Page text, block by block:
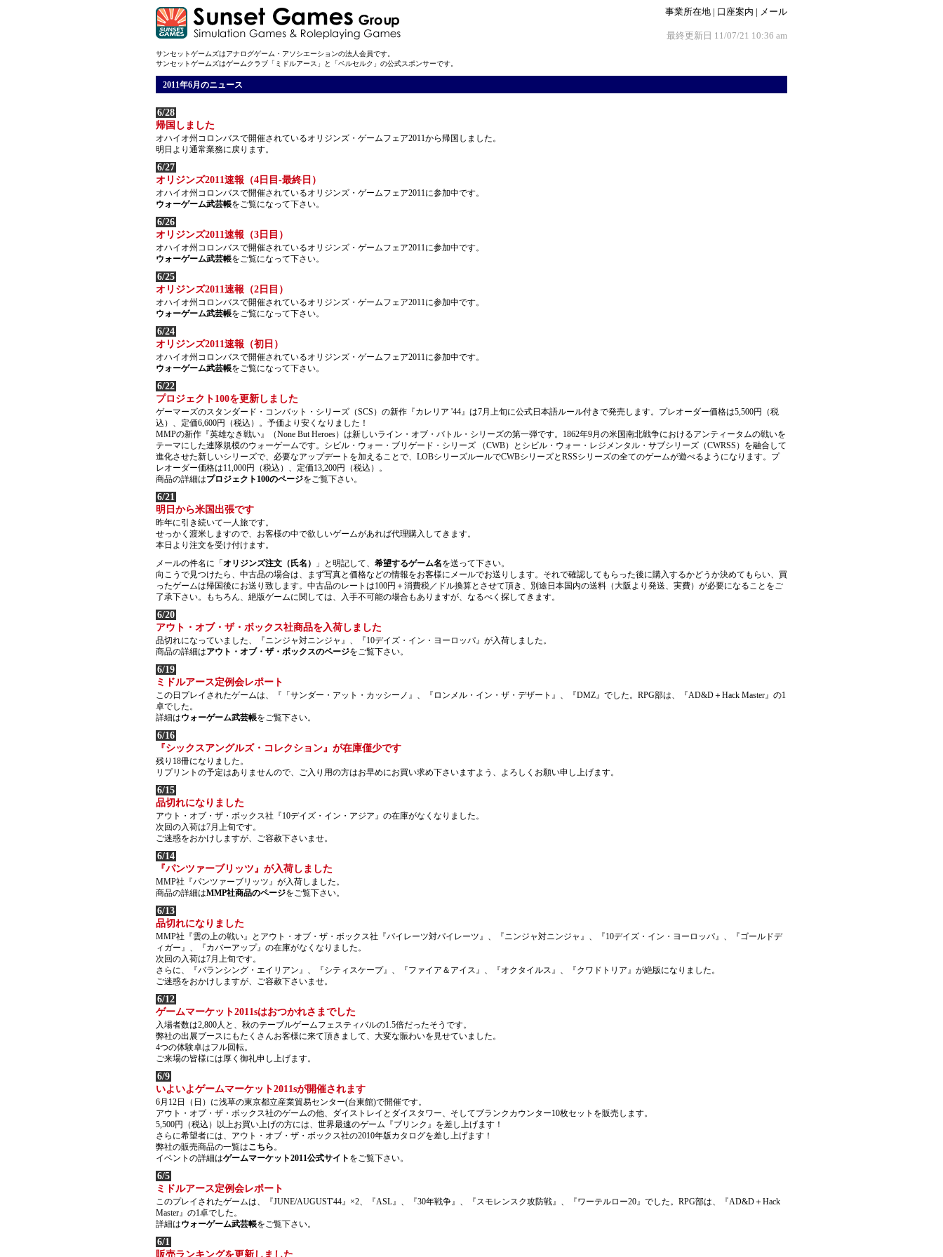
事業所在地 | 口座案内 | メール
最終更新日 11/07/21 10:36 am
サンセットゲームズはアナログゲーム・アソシエーションの法人会員です。
サンセットゲームズはゲームクラブ「ミドルアース」と「ベルセルク」の公式スポンサーです。
2011年6月のニュース
6/28
帰国しました
オハイオ州コロンバスで開催されているオリジンズ・ゲームフェア2011から帰国しました。
明日より通常業務に戻ります。
6/27
オリジンズ2011速報（4日目-最終日）
オハイオ州コロンバスで開催されているオリジンズ・ゲームフェア2011に参加中です。
ウォーゲーム武芸帳をご覧になって下さい。
6/26
オリジンズ2011速報（3日目）
オハイオ州コロンバスで開催されているオリジンズ・ゲームフェア2011に参加中です。
ウォーゲーム武芸帳をご覧になって下さい。
6/25
オリジンズ2011速報（2日目）
オハイオ州コロンバスで開催されているオリジンズ・ゲームフェア2011に参加中です。
ウォーゲーム武芸帳をご覧になって下さい。
6/24
オリジンズ2011速報（初日）
オハイオ州コロンバスで開催されているオリジンズ・ゲームフェア2011に参加中です。
ウォーゲーム武芸帳をご覧になって下さい。
6/22
プロジェクト100を更新しました
ゲーマーズのスタンダード・コンバット・シリーズ（SCS）の新作『カレリア '44』は7月上旬に公式日本語ルール付きで発売します。プレオーダー価格は5,500円（税
込）、定価6,600円（税込）。予価より安くなりました！
MMPの新作『英雄なき戦い』（None But Heroes）は新しいライン・オブ・バトル・シリーズの第一弾です。1862年9月の米国南北戦争におけるアンティータムの戦いを
テーマにした連隊規模のウォーゲームです。シビル・ウォー・ブリゲード・シリーズ （CWB）とシビル・ウォー・レジメンタル・サブシリーズ（CWRSS）を融合して
進化させた新しいシリーズで、必要なアップデートを加えることで、LOBシリーズルールでCWBシリーズとRSSシリーズの全てのゲームが遊べるようになります。プ
レオーダー価格は11,000円（税込）、定価13,200円（税込）。
商品の詳細はプロジェクト100のページをご覧下さい。
6/21
明日から米国出張です
昨年に引き続いて一人旅です。
せっかく渡米しますので、お客様の中で欲しいゲームがあれば代理購入してきます。
本日より注文を受け付けます。
メールの件名に「 オリジンズ注文（氏名） 」と明記して、 希望するゲーム名を送って下さい。
向こうで見つけたら、中古品の場合は、まず写真と価格などの情報をお客様にメールでお送りします。それで確認してもらった後に購入するかどうか決めてもらい、買
ったゲームは帰国後にお送り致します。中古品のレートは100円＋消費税／ドル換算とさせて頂き、別途日本国内の送料（大阪より発送、実費）が必要になることをご
了承下さい。もちろん、絶版ゲームに関しては、入手不可能の場合もありますが、なるべく探してきます。
6/20
アウト・オブ・ザ・ボックス社商品を入荷しました
品切れになっていました、『ニンジャ対ニンジャ』、『10デイズ・イン・ヨーロッパ』が入荷しました。
商品の詳細はアウト・オブ・ザ・ボックスのページをご覧下さい。
6/19
ミドルアース定例会レポート
この日プレイされたゲームは、『「サンダー・アット・カッシーノ』、『ロンメル・イン・ザ・デザート』、『DMZ』でした。RPG部は、『AD&D＋Hack Master』の1
卓でした。
詳細はウォーゲーム武芸帳をご覧下さい。
6/16
『シックスアングルズ・コレクション』が在庫僅少です
残り18冊になりました。
リプリントの予定はありませんので、ご入り用の方はお早めにお買い求め下さいますよう、よろしくお願い申し上げます。
6/15
品切れになりました
アウト・オブ・ザ・ボックス社『10デイズ・イン・アジア』の在庫がなくなりました。
次回の入荷は7月上旬です。
ご迷惑をおかけしますが、ご容赦下さいませ。
6/14
『パンツァーブリッツ』が入荷しました
MMP社『パンツァーブリッツ』が入荷しました。
商品の詳細はMMP社商品のページをご覧下さい。
6/13
品切れになりました
MMP社『雲の上の戦い』とアウト・オブ・ザ・ボックス社『パイレーツ対パイレーツ』、『ニンジャ対ニンジャ』、『10デイズ・イン・ヨーロッパ』、『ゴールドデ
ィガー』、『カバーアップ』の在庫がなくなりました。
次回の入荷は7月上旬です。
さらに、『バランシング・エイリアン』、『シティスケープ』、『ファイア＆アイス』、『オクタイルス』、『クワドトリア』が絶版になりました。
ご迷惑をおかけしますが、ご容赦下さいませ。
6/12
ゲームマーケット2011sはおつかれさまでした
入場者数は2,800人と、秋のテーブルゲームフェスティバルの1.5倍だったそうです。
弊社の出展ブースにもたくさんお客様に来て頂きまして、大変な賑わいを見せていました。
4つの体験卓はフル回転。
ご来場の皆様には厚く御礼申し上げます。
6/9
いよいよゲームマーケット2011sが開催されます
6月12日（日）に浅草の東京都立産業貿易センター(台東館)で開催です。
アウト・オブ・ザ・ボックス社のゲームの他、ダイストレイとダイスタワー、そしてブランクカウンター10枚セットを販売します。
5,500円（税込）以上お買い上げの方には、世界最速のゲーム『ブリンク』を差し上げます！
さらに希望者には、アウト・オブ・ザ・ボックス社の2010年版カタログを差し上げます！
弊社の販売商品の一覧はこちら。
イベントの詳細はゲームマーケット2011公式サイト をご覧下さい。
6/5
ミドルアース定例会レポート
このプレイされたゲームは、『JUNE/AUGUST'44』×2、『ASL』、『30年戦争』、『スモレンスク攻防戦』、『ワーテルロー20』でした。RPG部は、『AD&D＋Hack
Master』の1卓でした。
詳細はウォーゲーム武芸帳をご覧下さい。
6/1
販売ランキングを更新しました